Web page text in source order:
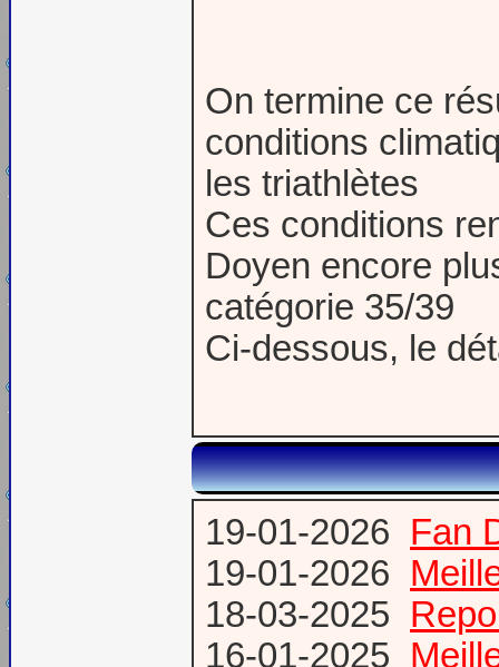
On termine ce
conditions
les triathlètes
Ces conditions
Doyen encore
catégorie 35/39
Ci-dessous, le
19-01-2026 Fan
19-01-2026
18-03-2025
16-01-2025